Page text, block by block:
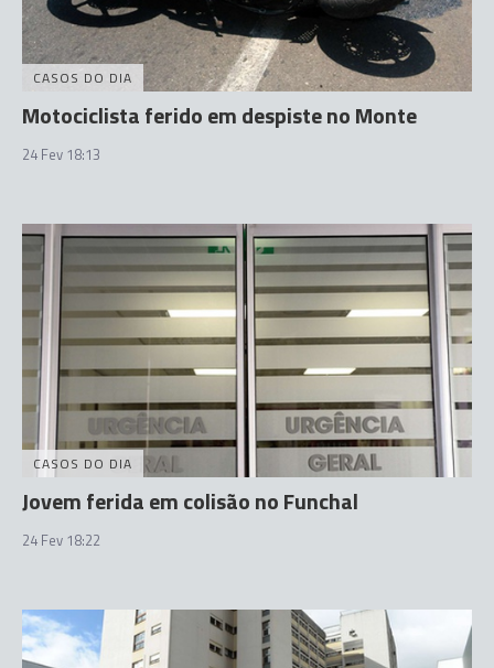
CASOS DO DIA
Motociclista ferido em despiste no Monte
24 Fev 18:13
CASOS DO DIA
Jovem ferida em colisão no Funchal
24 Fev 18:22